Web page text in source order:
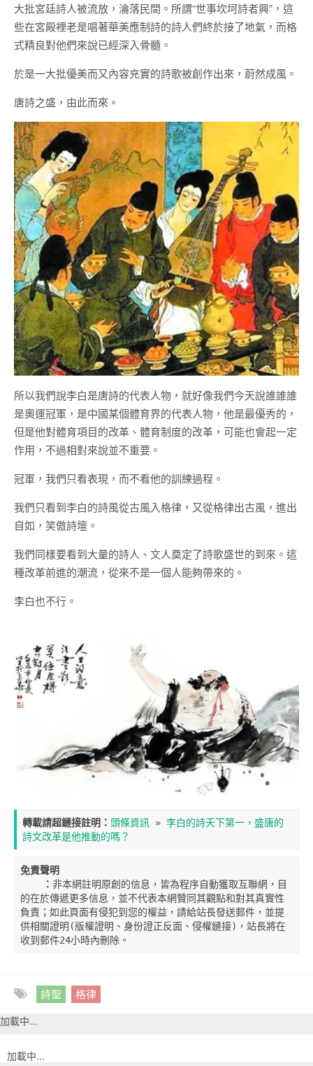
大批宮廷詩人被流放，淪落民間。所謂“世事坎坷詩者興”，這
些在宮殿裡老是唱著華美應制詩的詩人們終於接了地氣，而格
式精良對他們來說已經深入骨髓。
於是一大批優美而又內容充實的詩歌被創作出來，蔚然成風。
唐詩之盛，由此而來。
所以我們說李白是唐詩的代表人物，就好像我們今天說誰誰誰
是奧運冠軍，是中國某個體育界的代表人物，他是最優秀的，
但是他對體育項目的改革、體育制度的改革，可能也會起一定
作用，不過相對來說並不重要。
冠軍，我們只看表現，而不看他的訓練過程。
我們只看到李白的詩風從古風入格律，又從格律出古風，進出
自如，笑傲詩壇。
我們同樣要看到大量的詩人、文人奠定了詩歌盛世的到來。這
種改革前進的潮流，從來不是一個人能夠帶來的。
李白也不行。
轉載請超鏈接註明： 頭條資訊 » 李白的詩天下第一，盛唐的
詩文改革是他推動的嗎？
免責聲明
    ：
非本網註明原創的信息，皆為程序自動獲取互聯網，目
的在於傳遞更多信息，並不代表本網贊同其觀點和對其真實性
負責；如此頁面有侵犯到您的權益，請給站長發送郵件，並提
供相關證明(版權證明、身份證正反面、侵權鏈接)，站長將在
收到郵件24小時內刪除。
詩聖 格律
加載中...
加載中...